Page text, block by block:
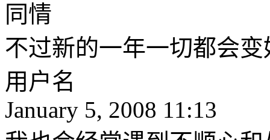
同情
不过新的一年一切都会变
用户名
January 5, 2008 11:13